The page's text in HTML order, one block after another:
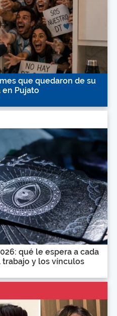
que quedaron de su
en Pujato
qué le espera a cada
y los vínculos